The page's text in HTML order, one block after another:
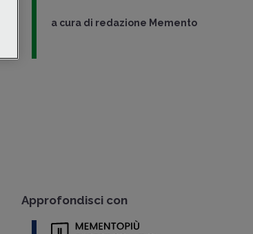
a cura di redazione Memento
Approfondisci con